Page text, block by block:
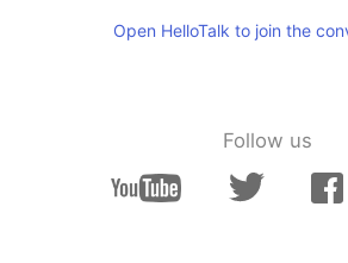
Open HelloTalk to join the
Follow us